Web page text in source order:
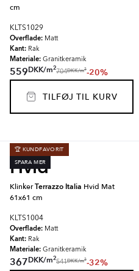
cm
KLTS1029
Overflade: Matt
Kant: Rak
Materiale: Granitkeramik
559DKK/m2
704DKK/m2-20%
TILFØJ TIL KURV
Hvid
🏆 KUNDFAVORIT
SPARA MER
KlinkerTerrazzo Italia Hvid Mat
61x61 cm
KLTS1004
Overflade: Matt
Kant: Rak
Materiale: Granitkeramik
367DKK/m2
541DKK/m2-32%